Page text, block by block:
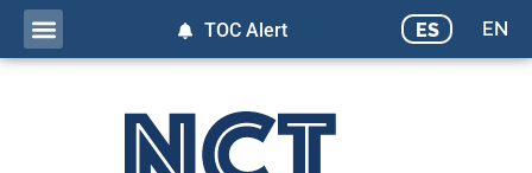
ES EN
TOC Alert